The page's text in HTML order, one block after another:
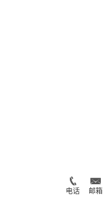
电话 邮箱